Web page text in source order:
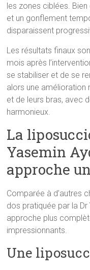
les zones ciblées.
et un gonflement
disparaissent
Les résultats finaux
mois après
se stabiliser et de se
alors une amélioration
et de leurs bras, avec
harmonieux.
La
Yasemin
approche
Comparée à d’autres
dos pratiquée par la
approche plus
impressionnants.
Une